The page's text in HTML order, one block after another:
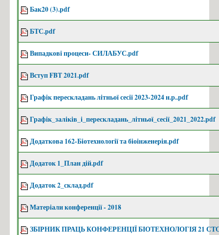
Бак20 (3).pdf
БТС.pdf
Випадкові процеси- СИЛАБУС.pdf
Вступ FBT 2021.pdf
Графік перескладань літньої сесії 2023-2024 н.р..pdf
Графік_заліків_і_перескладань_літньої_сесії_2021_2022.pdf
Додаткова 162-Біотехнології та біоінженерія.pdf
Додаток 1_План дій.pdf
Додаток 2_склад.pdf
Матеріали конференції - 2018
ЗБІРНИК ПРАЦЬ КОНФЕРЕНЦІЇ БІОТЕХНОЛОГІЯ 21